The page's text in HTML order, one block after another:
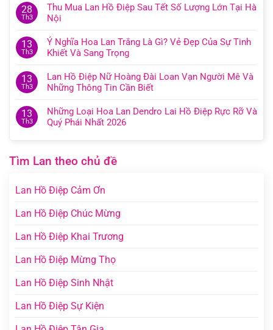
28
Th3
Thu Mua Lan Hồ Điệp Sau Tết Số Lượng Lớn Tại Hà
Nội
13
Th3
Ý Nghĩa Hoa Lan Trắng Là Gì? Vẻ Đẹp Của Sự Tinh
Khiết Và Sang Trọng
13
Th3
Lan Hồ Điệp Nữ Hoàng Đài Loan Vạn Người Mê Và
Những Thông Tin Cần Biết
13
Th3
Những Loại Hoa Lan Dendro Lai Hồ Điệp Rực Rỡ Và
Quý Phái Nhất 2026
Tìm Lan theo chủ đề
Lan Hồ Điệp Cảm Ơn
Lan Hồ Điệp Chúc Mừng
Lan Hồ Điệp Khai Trương
Lan Hồ Điệp Mừng Thọ
Lan Hồ Điệp Sinh Nhật
Lan Hồ Điệp Sự Kiện